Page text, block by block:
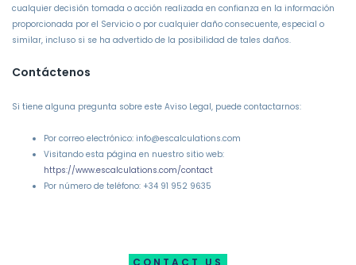
cualquier decisión tomada o acción realizada en confianza en la información
proporcionada por el Servicio o por cualquier daño consecuente, especial o
similar, incluso si se ha advertido de la posibilidad de tales daños.
Contáctenos
Si tiene alguna pregunta sobre este Aviso Legal, puede contactarnos:
Por correo electrónico: info@escalculations.com
Visitando esta página en nuestro sitio web:
https://www.escalculations.com/contact
Por número de teléfono: +34 91 952 9635
CONTACT US